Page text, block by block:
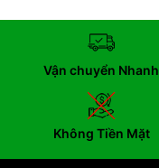
Vận chuyển Nhanh
Không Tiền Mặt